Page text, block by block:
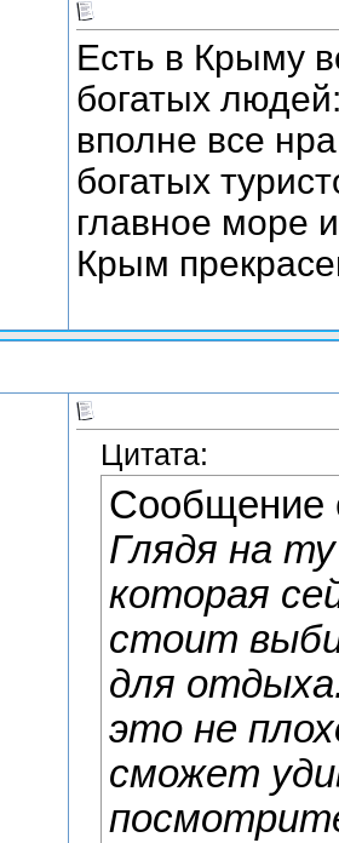
Есть в Крыму
богатых
вполне все
богатых
главное море
Крым
Цитата:
Сообщение
Глядя на
которая
стоит
для
это не
сможет